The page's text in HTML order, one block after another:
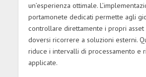
un’esperienza ottimale.
portamonete dedicati permette agli
controllare direttamente i propri asset
doversi ricorrere a soluzioni esterni.
riduce i intervalli di processamento e
applicate.